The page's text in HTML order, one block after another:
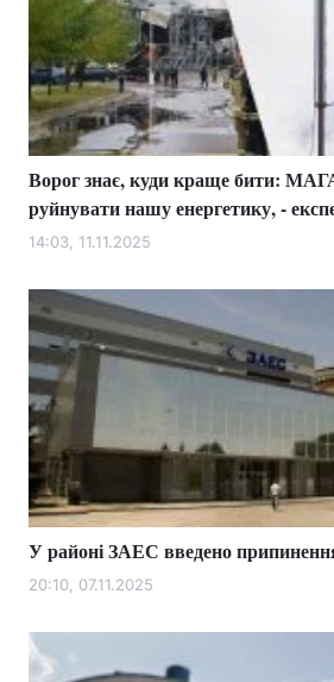
Ворог знає, куди краще бити:
руйнувати нашу енергетику, -
14:03, 11.11.2025
У районі ЗАЕС введено
20:10, 07.11.2025